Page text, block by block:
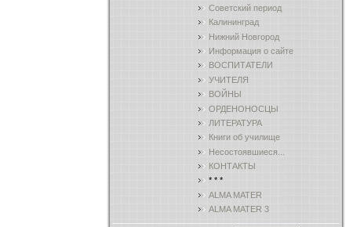
Советский период
Калининград
Нижний Новгород
Информация о сайте
ВОСПИТАТЕЛИ
УЧИТЕЛЯ
ВОЙНЫ
ОРДЕНОНОСЦЫ
ЛИТЕРАТУРА
Книги об училище
Несостоявшиеся...
КОНТАКТЫ
* * *
ALMA MATER
ALMA MATER 3